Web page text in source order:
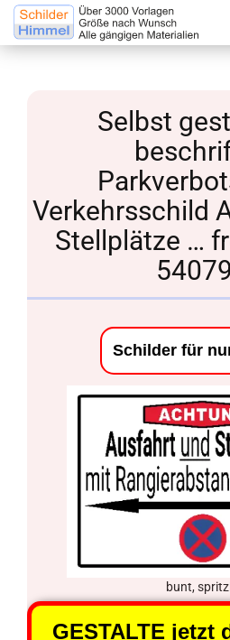
Selbst
Verkehrsschild
Stellplätze …
Schilder für
bunt,
GESTALTE jetzt